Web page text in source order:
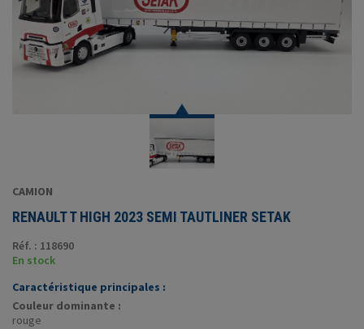
CAMION
RENAULT T HIGH 2023 SEMI TAUTLINER SETAK
Réf. : 118690
En stock
Caractéristique principales :
Couleur dominante :
rouge